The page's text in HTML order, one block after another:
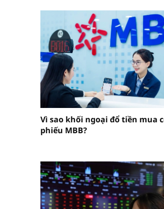
Vì sao khối ngoại đổ tiền mua
phiếu MBB?